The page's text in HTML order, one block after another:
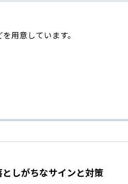
用意しています。
しがちなサインと対策